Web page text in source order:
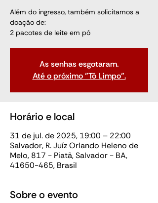
Além do ingresso, também solicitamos a
doação de:
2 pacotes de leite em pó
As senhas esgotaram.
Até o próximo "Tô Limpo".
Horário e local
31 de jul. de 2025, 19:00 – 22:00
Salvador, R. Juíz Orlando Heleno de
Melo, 817 - Piatã, Salvador - BA,
41650-465, Brasil
Sobre o evento